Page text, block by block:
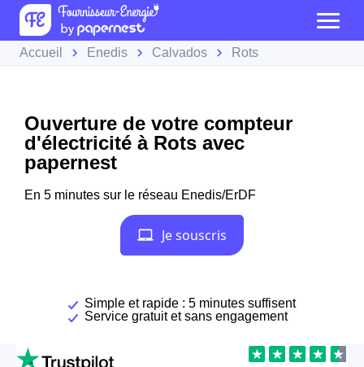
Accueil Enedis Calvados Rots